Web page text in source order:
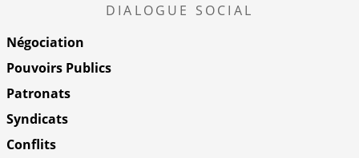
DIALOGUE SOCIAL
Négociation
Pouvoirs Publics
Patronats
Syndicats
Conflits